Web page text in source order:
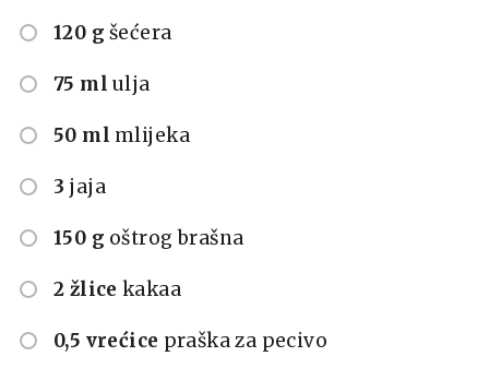
120 g šećera
75 ml ulja
50 ml mlijeka
3 jaja
150 g oštrog brašna
2 žlice kakaa
0,5 vrećice praška za pecivo